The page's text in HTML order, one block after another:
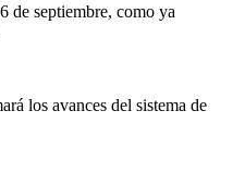
de septiembre, como ya
los avances del sistema de